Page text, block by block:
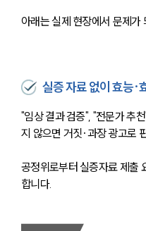
아래는 실제 현장에서 문제가
실증 자료 없이 효능·
"임상 결과 검증", "전문가 추
지 않으면 거짓·과장 광고로
공정위로부터 실증자료 제출
합니다.